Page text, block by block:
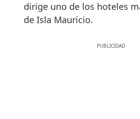
dirige uno de los hoteles
de Isla Mauricio.